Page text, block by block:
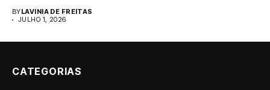
BYLAVINIA DE FREITAS
JULHO 1, 2026
CATEGORIAS